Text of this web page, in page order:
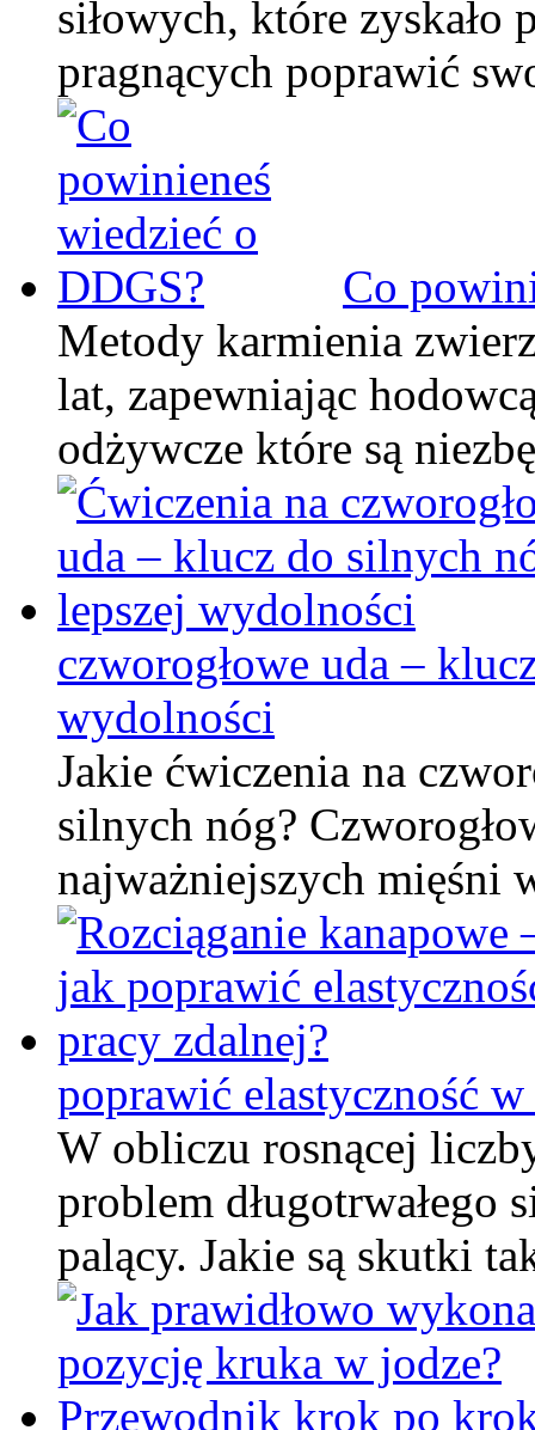
siłowych, które zyskało
pragnących poprawić
Co
Metody karmienia
lat, zapewniając
odżywcze które są
czworogłowe uda –
wydolności
Jakie ćwiczenia na
silnych nóg?
najważniejszych mięśni
poprawić elastyczność
W obliczu rosnącej
problem długotrwałego
palący. Jakie są skutki